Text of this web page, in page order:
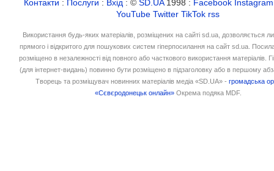
Контакти : Послуги : Вхід : ©SD.UA1998 : Facebook Instagram
YouTube Twitter TikTok rss
Використання будь-яких матеріалів, розміщених на сайті sd.ua, дозволяється
прямого і відкритого для пошукових систем гіперпосилання на сайт sd.ua.
розміщено в незалежності від повного або часткового використання матеріалів.
(для інтернет-видань) повинно бути розміщено в підзаголовку або в першому
Творець та розміщувач новинних матеріалів медіа «SD.UA» -громадська
«Сєвєродонецьк онлайн» Окрема подяка MDF.